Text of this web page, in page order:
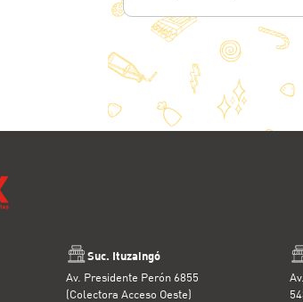
Suc. Ituzaingó
Av. Presidente Perón 6855
(Colectora Acceso Oeste)